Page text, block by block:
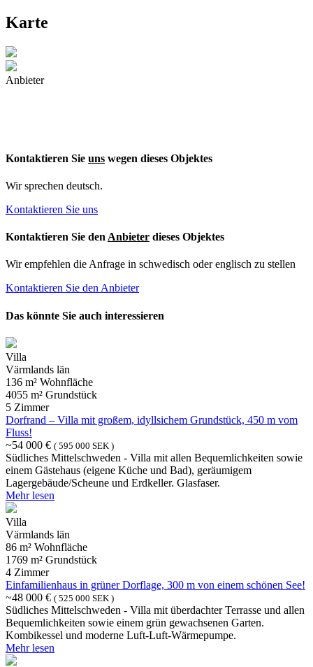
Karte
Anbieter
Kontaktieren Sie uns wegen dieses Objektes
Wir sprechen deutsch.
Kontaktieren Sie uns
Kontaktieren Sie den Anbieter dieses Objektes
Wir empfehlen die Anfrage in schwedisch oder englisch zu stellen
Kontaktieren Sie den Anbieter
Das könnte Sie auch interessieren
Villa
Värmlands län
136 m² Wohnfläche
4055 m² Grundstück
5 Zimmer
Dorfrand – Villa mit großem, idyllsichem Grundstück, 450 m vom
Fluss!
~54 000 € ( 595 000 SEK )
Südliches Mittelschweden - Villa mit allen Bequemlichkeiten sowie
einem Gästehaus (eigene Küche und Bad), geräumigem
Lagergebäude/Scheune und Erdkeller. Glasfaser.
Mehr lesen
Villa
Värmlands län
86 m² Wohnfläche
1769 m² Grundstück
4 Zimmer
Einfamilienhaus in grüner Dorflage, 300 m von einem schönen See!
~48 000 € ( 525 000 SEK )
Südliches Mittelschweden - Villa mit überdachter Terrasse und allen
Bequemlichkeiten sowie einem grün gewachsenen Garten.
Kombikessel und moderne Luft-Luft-Wärmepumpe.
Mehr lesen